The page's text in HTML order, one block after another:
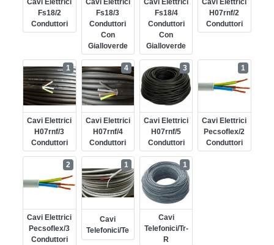
Fs18/2
Conduttori
Fs18/3
Conduttori
Con
Gialloverde
Fs18/4
Conduttori
Con
Gialloverde
H07rnf/2
Conduttori
Cavi Elettrici
H07rnf/3
Conduttori
1
Cavi Elettrici
H07rnf/4
Conduttori
4
Cavi Elettrici
H07rnf/5
Conduttori
3
Cavi Elettrici
Pecsoflex/2
Conduttori
1
Cavi Elettrici
Pecsoflex/3
Conduttori
2
Cavi
Telefonici/te
1
Cavi
Telefonici/tr-
R
1